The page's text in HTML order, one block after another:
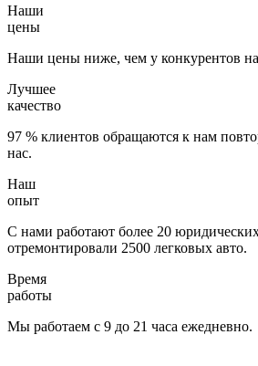
Наши
цены
Наши цены ниже, чем у конкурентов
Лучшее
качество
97 % клиентов обращаются к нам
нас.
Наш
опыт
С нами работают более 20
отремонтировали 2500 легковых авто.
Время
работы
Мы работаем с 9 до 21 часа ежедневно.